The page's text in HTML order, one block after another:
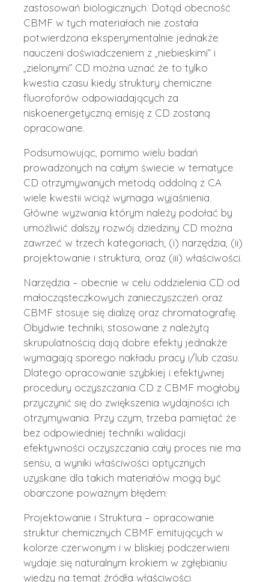
zastosowań biologicznych. Dotąd obecność
CBMF w tych materiałach nie została
potwierdzona eksperymentalnie jednakże
nauczeni doświadczeniem z „niebieskimi” i
„zielonymi” CD można uznać że to tylko
kwestia czasu kiedy struktury chemiczne
fluoroforów odpowiadających za
niskoenergetyczną emisję z CD zostaną
opracowane.
Podsumowując, pomimo wielu badań
prowadzonych na całym świecie w tematyce
CD otrzymywanych metodą oddolną z CA
wiele kwestii wciąż wymaga wyjaśnienia.
Główne wyzwania którym należy podołać by
umożliwić dalszy rozwój dziedziny CD można
zawrzeć w trzech kategoriach; (i) narzędzia, (ii)
projektowanie i struktura, oraz (iii) właściwości.
Narzędzia – obecnie w celu oddzielenia CD od
małocząsteczkowych zanieczyszczeń oraz
CBMF stosuje się dializę oraz chromatografię.
Obydwie techniki, stosowane z należytą
skrupulatnością dają dobre efekty jednakże
wymagają sporego nakładu pracy i/lub czasu.
Dlatego opracowanie szybkiej i efektywnej
procedury oczyszczania CD z CBMF mogłoby
przyczynić się do zwiększenia wydajności ich
otrzymywania. Przy czym, trzeba pamiętać że
bez odpowiedniej techniki walidacji
efektywności oczyszczania cały proces nie ma
sensu, a wyniki właściwości optycznych
uzyskane dla takich materiałów mogą być
obarczone poważnym błędem.
Projektowanie i Struktura – opracowanie
struktur chemicznych CBMF emitujących w
kolorze czerwonym i w bliskiej podczerwieni
wydaje się naturalnym krokiem w zgłębianiu
wiedzy na temat źródła właściwości